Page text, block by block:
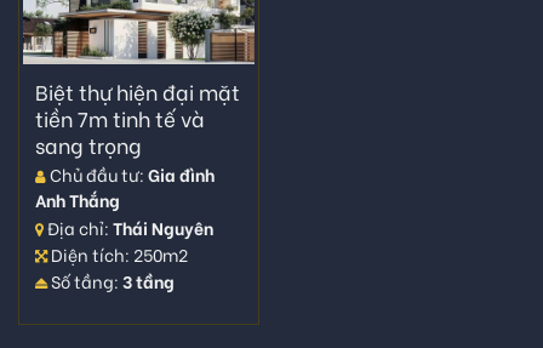
Biệt thự hiện đại mặt
tiền 7m tinh tế và
sang trọng
Chủ đầu tư: Gia đình
Anh Thắng
Địa chỉ: Thái Nguyên
Diện tích: 250m2
Số tầng: 3 tầng